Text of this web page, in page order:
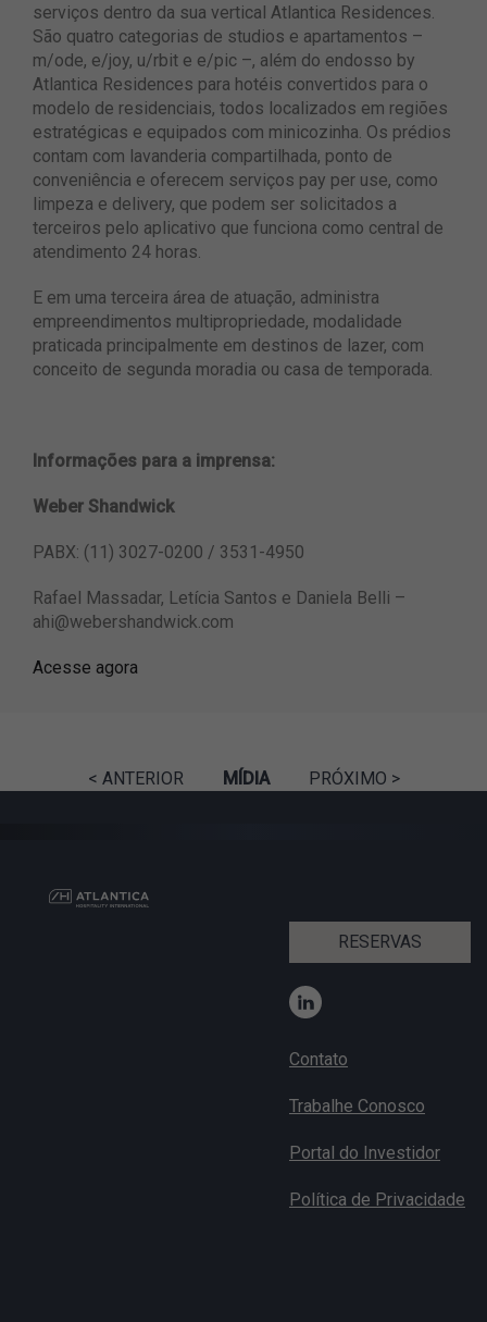
serviços dentro da sua vertical Atlantica Residences.
São quatro categorias de studios e apartamentos –
m/ode, e/joy, u/rbit e e/pic –, além do endosso by
Atlantica Residences para hotéis convertidos para o
modelo de residenciais, todos localizados em regiões
estratégicas e equipados com minicozinha. Os prédios
contam com lavanderia compartilhada, ponto de
conveniência e oferecem serviços pay per use, como
limpeza e delivery, que podem ser solicitados a
terceiros pelo aplicativo que funciona como central de
atendimento 24 horas.
E em uma terceira área de atuação, administra
empreendimentos multipropriedade, modalidade
praticada principalmente em destinos de lazer, com
conceito de segunda moradia ou casa de temporada.
Informações para a imprensa:
Weber Shandwick
PABX: (11) 3027-0200 / 3531-4950
Rafael Massadar, Letícia Santos e Daniela Belli –
ahi@webershandwick.com
Acesse agora
< ANTERIOR MÍDIA PRÓXIMO >
RESERVAS
Contato
Trabalhe Conosco
Portal do Investidor
Política de Privacidade